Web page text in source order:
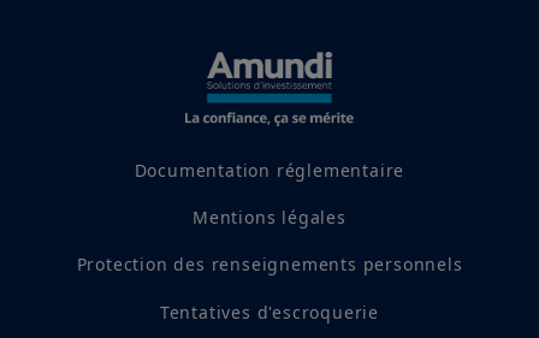
L'investissement comporte des risques. Les performances
passées ne garantissent ni n'indiquent les rendements futurs.
La valeur d'un investissement dans une valeur mobilière ou un
conditions du marché, des prévisions économiques, du marché
Documentation réglementaire
Mentions légales
Protection des renseignements personnels
Tentatives d'escroquerie